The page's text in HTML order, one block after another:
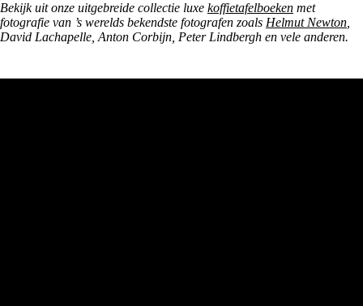
Bekijk uit onze uitgebreide collectie luxe koffietafelboeken met
fotografie van ’s werelds bekendste fotografen zoals Helmut Newton
David Lachapelle, Anton Corbijn, Peter Lindbergh en vele anderen.